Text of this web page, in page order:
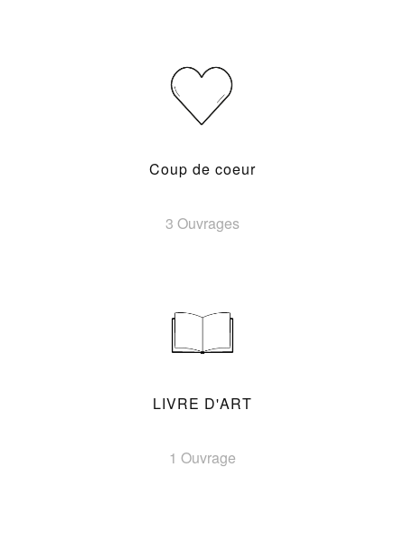
Coup de coeur
3 Ouvrages
LIVRE D'ART
1 Ouvrage